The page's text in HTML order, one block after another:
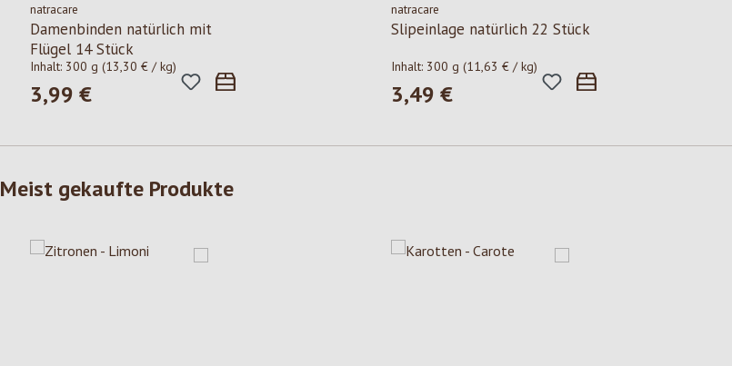
natracare
Damenbinden natürlich mit
Flügel 14 Stück
Inhalt: 300 g (13,30 € / kg)
Regulärer Preis:
3,99 €
natracare
Slipeinlage natürlich 22 Stück
Inhalt: 300 g (11,63 € / kg)
Regulärer Preis:
3,49 €
Meist gekaufte Produkte